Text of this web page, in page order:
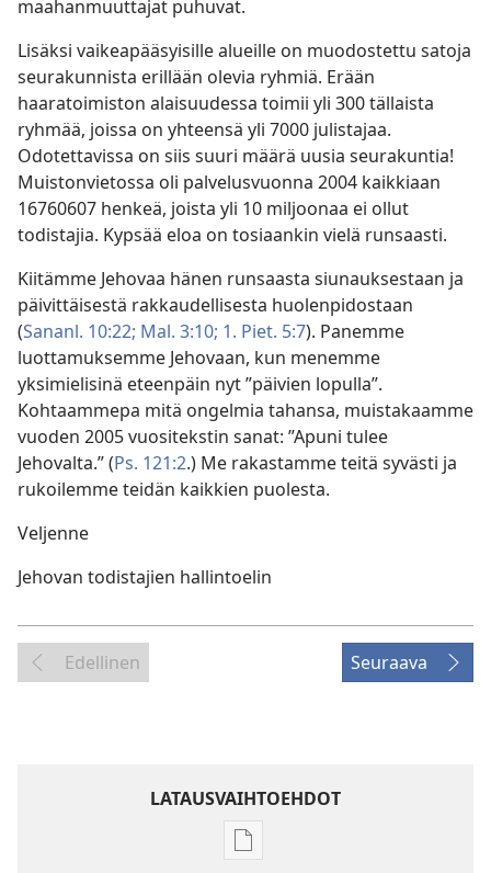
maahanmuuttajat puhuvat.
Lisäksi vaikeapääsyisille alueille on muodostettu satoja
seurakunnista erillään olevia ryhmiä. Erään
haaratoimiston alaisuudessa toimii yli 300 tällaista
ryhmää, joissa on yhteensä yli 7000 julistajaa.
Odotettavissa on siis suuri määrä uusia seurakuntia!
Muistonvietossa oli palvelusvuonna 2004 kaikkiaan
16760607 henkeä, joista yli 10 miljoonaa ei ollut
todistajia. Kypsää eloa on tosiaankin vielä runsaasti.
Kiitämme Jehovaa hänen runsaasta siunauksestaan ja
päivittäisestä rakkaudellisesta huolenpidostaan
(Sananl. 10:22; Mal. 3:10; 1. Piet. 5:7). Panemme
luottamuksemme Jehovaan, kun menemme
yksimielisinä eteenpäin nyt ”päivien lopulla”.
Kohtaammepa mitä ongelmia tahansa, muistakaamme
vuoden 2005 vuositekstin sanat: ”Apuni tulee
Jehovalta.” (Ps. 121:2.) Me rakastamme teitä syvästi ja
rukoilemme teidän kaikkien puolesta.
Veljenne
Jehovan todistajien hallintoelin
Edellinen Seuraava
LATAUSVAIHTOEHDOT
Julkaisujen